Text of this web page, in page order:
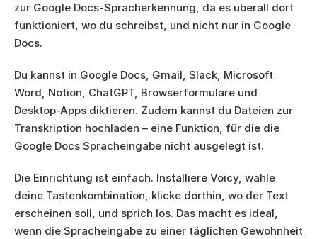
zur Google Docs-Spracherkennung, da es überall dort
funktioniert, wo du schreibst, und nicht nur in Google
Docs.
Du kannst in Google Docs, Gmail, Slack, Microsoft
Word, Notion, ChatGPT, Browserformulare und
Desktop-Apps diktieren. Zudem kannst du Dateien zur
Transkription hochladen – eine Funktion, für die die
Google Docs Spracheingabe nicht ausgelegt ist.
Die Einrichtung ist einfach. Installiere Voicy, wähle
deine Tastenkombination, klicke dorthin, wo der Text
erscheinen soll, und sprich los. Das macht es ideal,
wenn die Spracheingabe zu einer täglichen Gewohnheit